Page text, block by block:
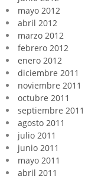
mayo 2012
abril 2012
marzo 2012
febrero 2012
enero 2012
diciembre 2011
noviembre 2011
octubre 2011
septiembre 2011
agosto 2011
julio 2011
junio 2011
mayo 2011
abril 2011